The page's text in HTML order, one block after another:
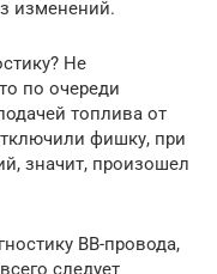
изменений.
Не
по очереди
топлива от
фишку, при
значит, произошел
ВВ-провода,
следует